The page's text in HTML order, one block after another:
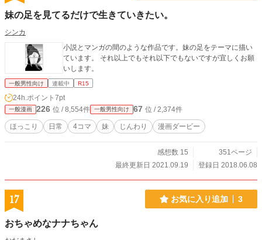
妹の足を見てるだけで生きていきたい。
シンカ
小説とマンガの間のような作品です。妹の足をテーマに描い
ています。 それ以上でもそれ以下でもないですが宜しくお願
いします。
一般男性向け 連載中 R15
24h.ポイント 7pt
一般漫画 226 位 / 8,554件 一般男性向け 67 位 / 2,374件
ほっこり 日常 4コマ 妹 じんわり 漫画ダービー
感想数 15
351ページ
最終更新日 2021.09.19
登録日 2018.06.08
17 お気に入り追加 3
おちゃめなナナちゃん